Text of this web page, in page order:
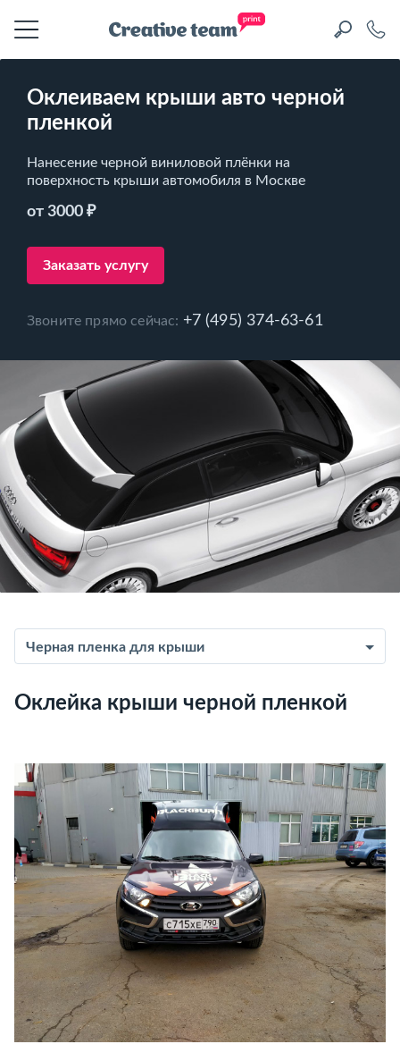
Оклеиваем крыши авто черной
пленкой
Нанесение черной виниловой плёнки на
поверхность крыши автомобиля в Москве
от 3000 ₽
Заказать услугу
Звоните прямо сейчас: +7 (495) 374-63-61
Черная пленка для крыши
Оклейка крыши черной пленкой